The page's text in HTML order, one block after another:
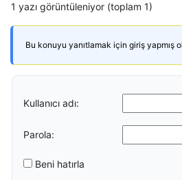
1 yazı görüntüleniyor (toplam 1)
Bu konuyu yanıtlamak için giriş yapmış
Kullanıcı adı:
Parola:
Beni hatırla